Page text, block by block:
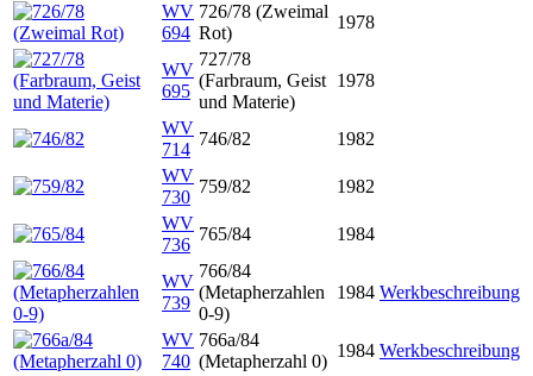
WV
694
726/78 (Zweimal
Rot)
1978
WV
695
727/78
(Farbraum, Geist
und Materie)
1978
WV
714
746/82
1982
WV
730
759/82
1982
WV
736
765/84 1984
WV
739
766/84
(Metapherzahlen
0-9)
1984 Werkbeschreibung
WV
740
766a/84
(Metapherzahl 0)
1984 Werkbeschreibung